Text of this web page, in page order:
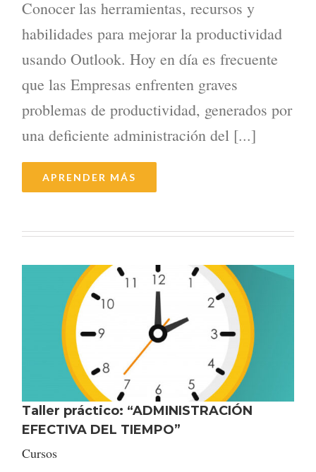
Conocer las herramientas, recursos y
habilidades para mejorar la productividad
usando Outlook. Hoy en día es frecuente
que las Empresas enfrenten graves
problemas de productividad, generados por
una deficiente administración del [...]
APRENDER MÁS
Taller práctico: “ADMINISTRACIÓN
EFECTIVA DEL TIEMPO”
Cursos